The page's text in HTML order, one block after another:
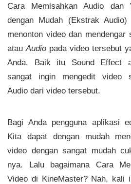
Cara Memisahkan Audio dan
dengan Mudah (Ekstrak
menonton video dan mendengar
atau Audio pada video tersebut
Anda. Baik itu Sound Effect
sangat ingin mengedit video
Audio dari video tersebut.
Bagi Anda pengguna aplikasi
Kita dapat dengan mudah
video dengan sangat mudah
nya. Lalu bagaimana Cara
Video di KineMaster? Nah, kali